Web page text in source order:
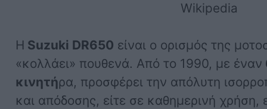
Wikipedia
Η Suzuki DR650 είναι ο ορισμός της
«κολλάει» πουθενά. Από το 1990, με έναν
κινητήρα, προσφέρει την απόλυτη
και απόδοσης, είτε σε καθημερινή χρήση,